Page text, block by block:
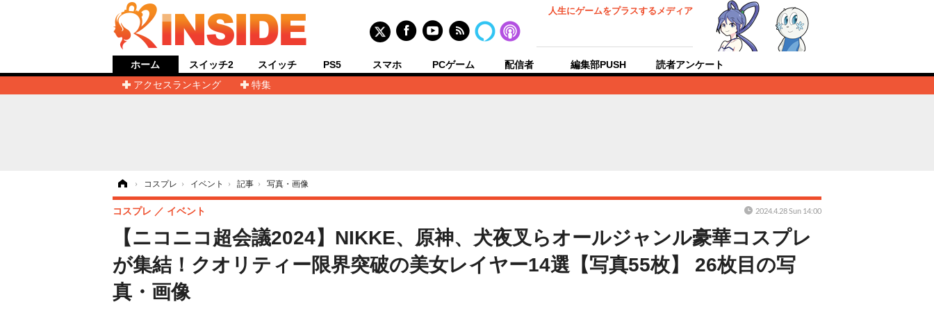
人生にゲームをプラスするメディア
ホーム
アクセスランキング
特集
スイッチ2 スイッチ PS5 スマホ PCゲーム 配信者 編集部PUSH 読者アンケート
› コスプレ › イベント › 記事 › 写真・画像
【ニコニコ超会議2024】NIKKE、原神、犬夜叉らオールジャンル豪華コスプレ
が集結！クオリティー限界突破の美女レイヤー14選【写真55枚】 26枚目の写
真・画像
コスプレ イベント 2024.4.28 Sun 14:00